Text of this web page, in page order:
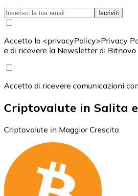
Iscriviti
Accetto la <privacyPolicy>Privacy
e di ricevere la Newsletter di Bitnovo
Accetto di ricevere comunicazioni
Criptovalute in Salita
Criptovalute in Maggior Crescita